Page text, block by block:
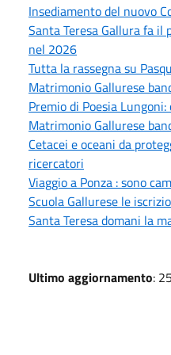
Insediamento del nuovo
Santa Teresa Gallura fa il
nel 2026
Tutta la rassegna su
Matrimonio Gallurese
Premio di Poesia
Matrimonio Gallurese
Cetacei e oceani da
ricercatori
Viaggio a Ponza : sono
Scuola Gallurese le
Santa Teresa domani la
Ultimo aggiornamento: